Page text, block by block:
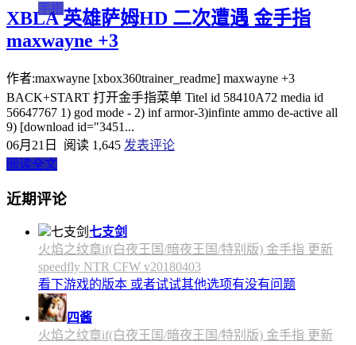
手指
XBLA 英雄萨姆HD 二次遭遇 金手指
maxwayne +3
作者:maxwayne [xbox360trainer_readme] maxwayne +3
BACK+START 打开金手指菜单 Titel id 58410A72 media id
56647767 1) god mode - 2) inf armor-3)infinte ammo de-active all
9) [download id="3451...
06月21日
阅读 1,645 发表评论
阅读全文
近期评论
七支剑
火焰之纹章if(白夜王国/暗夜王国/特别版) 金手指 更新
speedfly NTR CFW v20180403
看下游戏的版本 或者试试其他选项有没有问题
四酱
火焰之纹章if(白夜王国/暗夜王国/特别版) 金手指 更新